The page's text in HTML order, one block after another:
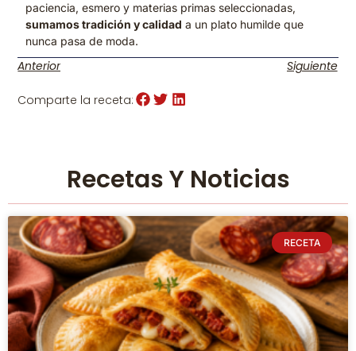
paciencia, esmero y materias primas seleccionadas,
sumamos tradición y calidad a un plato humilde que
nunca pasa de moda.
Anterior Siguiente
Comparte la receta:
Recetas Y Noticias
RECETA